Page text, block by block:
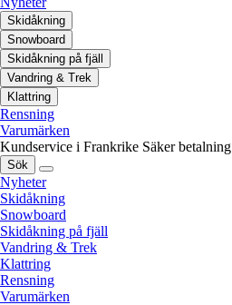
Skidåkning
Snowboard
Skidåkning på fjäll
Vandring & Trek
Klattring
Rensning
Varumärken
Kundservice i Frankrike Säker betalning
Sök
Nyheter
Skidåkning
Snowboard
Skidåkning på fjäll
Vandring & Trek
Klattring
Rensning
Varumärken